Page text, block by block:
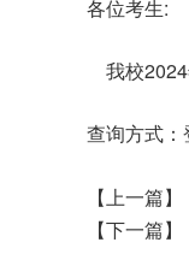
各位考生:
我校2024
查询方式
【上一篇】
【下一篇】